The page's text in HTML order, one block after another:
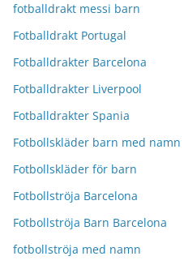
fotballdrakt messi barn
Fotballdrakt Portugal
Fotballdrakter Barcelona
Fotballdrakter Liverpool
Fotballdrakter Spania
Fotbollskläder barn med namn
Fotbollskläder för barn
Fotbollströja Barcelona
Fotbollströja Barn Barcelona
fotbollströja med namn